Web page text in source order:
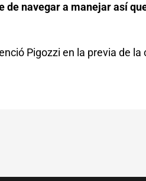
navegar a manejar así
Pigozzi en la previa de la